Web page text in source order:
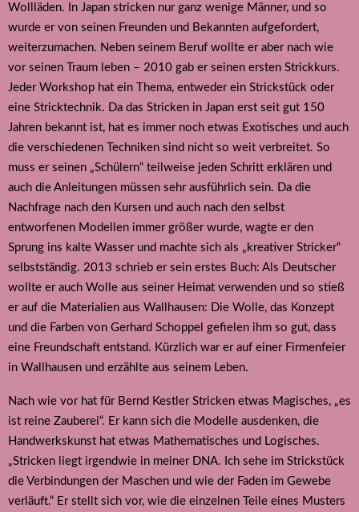
Wollläden. In Japan stricken nur ganz wenige Männer, und so
wurde er von seinen Freunden und Bekannten aufgefordert,
weiterzumachen. Neben seinem Beruf wollte er aber nach wie
vor seinen Traum leben – 2010 gab er seinen ersten Strickkurs.
Jeder Workshop hat ein Thema, entweder ein Strickstück oder
eine Stricktechnik. Da das Stricken in Japan erst seit gut 150
Jahren bekannt ist, hat es immer noch etwas Exotisches und auch
die verschiedenen Techniken sind nicht so weit verbreitet. So
muss er seinen „Schülern“ teilweise jeden Schritt erklären und
auch die Anleitungen müssen sehr ausführlich sein. Da die
Nachfrage nach den Kursen und auch nach den selbst
entworfenen Modellen immer größer wurde, wagte er den
Sprung ins kalte Wasser und machte sich als „kreativer Stricker“
selbstständig. 2013 schrieb er sein erstes Buch: Als Deutscher
wollte er auch Wolle aus seiner Heimat verwenden und so stieß
er auf die Materialien aus Wallhausen: Die Wolle, das Konzept
und die Farben von Gerhard Schoppel gefielen ihm so gut, dass
eine Freundschaft entstand. Kürzlich war er auf einer Firmenfeier
in Wallhausen und erzählte aus seinem Leben.
Nach wie vor hat für Bernd Kestler Stricken etwas Magisches, „es
ist reine Zauberei“. Er kann sich die Modelle ausdenken, die
Handwerkskunst hat etwas Mathematisches und Logisches.
„Stricken liegt irgendwie in meiner DNA. Ich sehe im Strickstück
die Verbindungen der Maschen und wie der Faden im Gewebe
verläuft.“ Er stellt sich vor, wie die einzelnen Teile eines Musters